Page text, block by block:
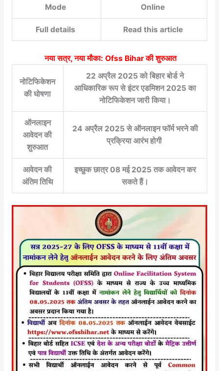
Mode Online
Full details Read this article
नया सत्र, नया मौका: Ofss Biharकी शुरुआत
नोटिफिकेशन
की घोषणा
22 अप्रैल 2025 को बिहार बोर्ड ने
आधिकारिक रूप से इंटर एडमिशन 2025 का
नोटिफिकेशन जारी किया।
ऑनलाइन
आवेदन की
शुरुआत
24 अप्रैल 2025 से ऑनलाइन फॉर्म भरने की
प्रक्रिया आरंभ होगी
आवेदन की
अंतिम तिथि
इच्छुक छात्र 08 मई 2025 तक आवेदन कर
सकते हैं।